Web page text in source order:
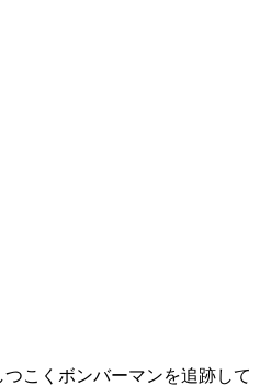
こくボンバーマンを追跡して